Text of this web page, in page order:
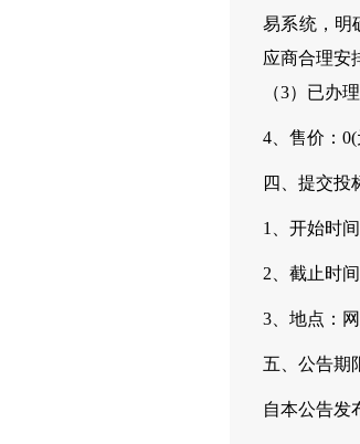
易系统，明
应商合理安
（3）已办
4、售价：
四、提交投
1、开始时
2、截止时
3、地点：
五、公告期
自本公告发